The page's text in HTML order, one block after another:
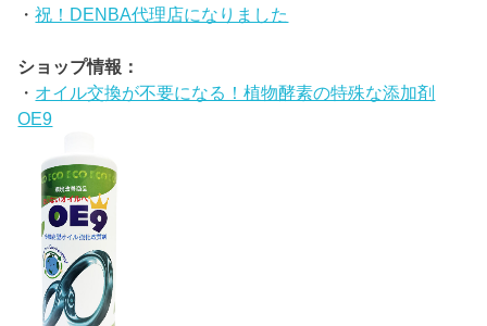
・祝！DENBA代理店になりました
ショップ情報：
・ オイル交換が不要になる！植物酵素の特殊な添加剤
OE9